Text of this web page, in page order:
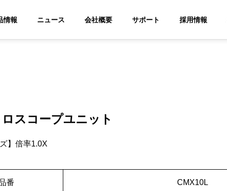
情報 ニュース 会社概要 サポート 採用情報
スコープユニット
】倍率1.0X
番 CMX10L